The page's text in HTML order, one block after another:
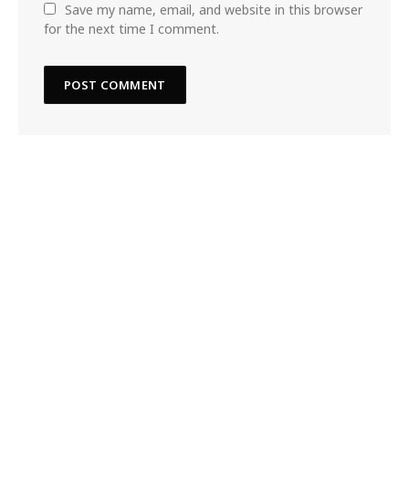
Save my name, email, and website in this browser
for the next time I comment.